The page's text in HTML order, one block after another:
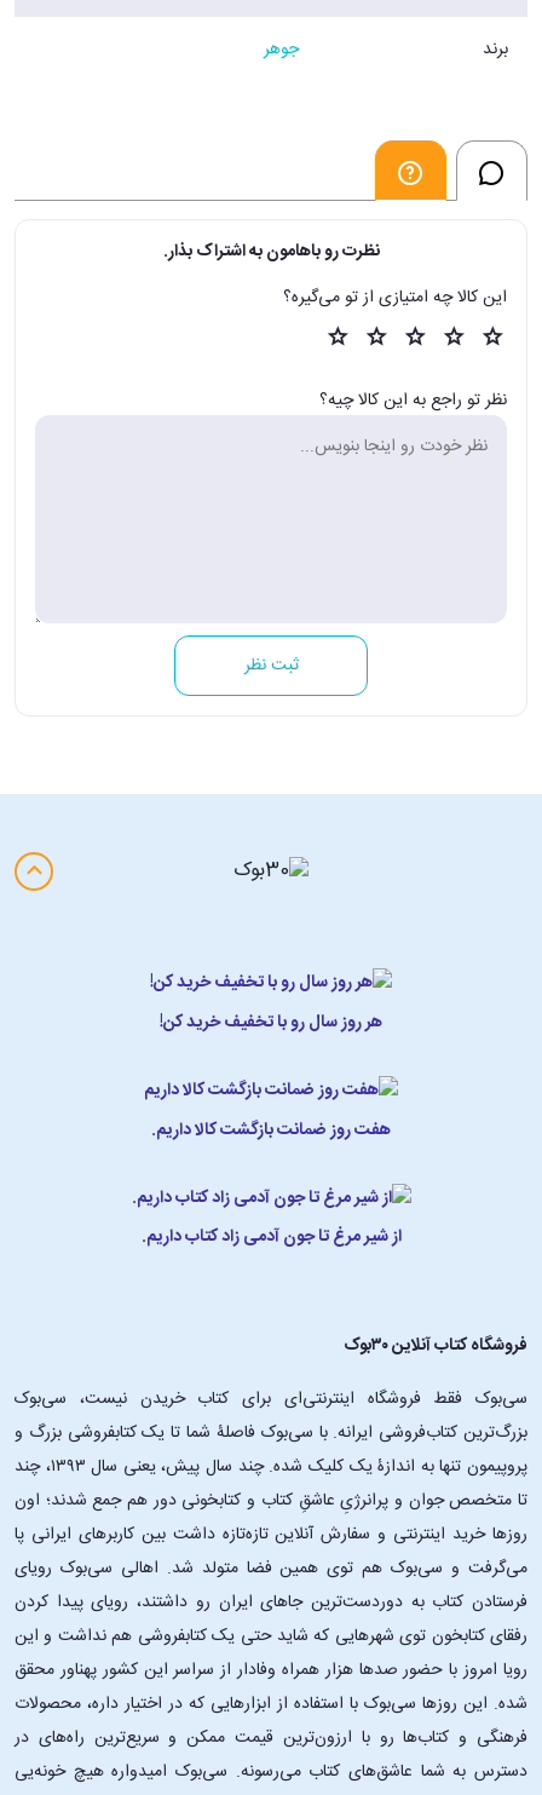
برند جوهر
نظرت رو باهامون به اشتراک بذار.
این کالا چه امتیازی از تو می‌گیره؟
نظر تو راجع به این کالا چیه؟
ثبت نظر
هر روز سال رو با تخفیف خرید کن!
هفت روز ضمانت بازگشت کالا داریم.
از شیر مرغ تا جون آدمی زاد کتاب داریم.
فروشگاه کتاب آنلاین ۳۰بوک
سی‌بوک فقط فروشگاه اینترنتی‌ای برای کتاب خریدن نیست، سی‌بوک
بزرگ‌ترین کتاب‌فروشی ایرانه. با سی‌بوک فاصلۀ شما تا یک کتابفروشی بزرگ و
پروپیمون تنها به اندازۀ یک کلیک شده. چند سال پیش، یعنی سال ۱۳۹۳، چند
تا متخصص جوان و پرانرژیِ عاشقِ کتاب و کتابخونی دور هم جمع شدند؛ اون‌
روزها خرید اینترنتی و سفارش آنلاین تازه‌تازه داشت بین کاربرهای ایرانی پا
می‌گرفت و سی‌بوک هم توی همین فضا متولد شد. اهالی سی‌بوک رویای
فرستادن کتاب به دوردست‌ترین جاهای ایران رو داشتند، رویای پیدا کردن
رفقای کتابخون توی شهرهایی که شاید حتی یک کتابفروشی هم نداشت و این
رویا امروز با حضور صدها هزار همراه وفادار از سراسر این کشور پهناور محقق
شده. این ‌روزها سی‌بوک با استفاده از ابزارهایی که در اختیار داره، محصولات
فرهنگی و کتاب‌ها رو با ارزون‌ترین قیمت ممکن و سریع‌ترین راه‌های در
دسترس به شما عاشق‌های کتاب می‌رسونه. سی‌بوک امیدواره هیچ خونه‌یی